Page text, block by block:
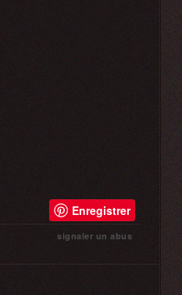
Enregistrer
signaler un abus